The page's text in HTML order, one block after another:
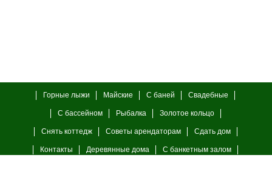
Горные лыжи Майские С баней Свадебные
С бассейном Рыбалка Золотое кольцо
Снять коттедж Советы арендаторам Сдать дом
Контакты Деревянные дома С банкетным залом